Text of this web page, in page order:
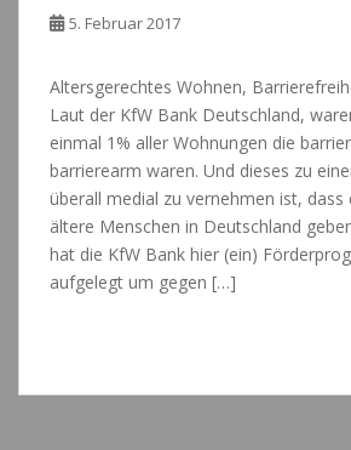
5. Februar 2017
Altersgerechtes Wohnen,
Laut der KfW Bank Deutschland,
einmal 1% aller Wohnungen die
barrierearm waren. Und dieses zu
überall medial zu vernehmen ist,
ältere Menschen in Deutschland
hat die KfW Bank hier (ein)
aufgelegt um gegen […]